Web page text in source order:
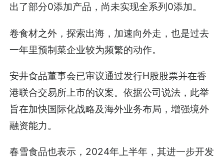
出了部分0添加产品，尚未实现全系列0添加。
卷食材之外，探索出海，加速向外走，也是过去
一年里预制菜企业较为频繁的动作。
安井食品董事会已审议通过发行H股股票并在香
港联合交易所上市的议案。依据公司说法，此举
旨在加快国际化战略及海外业务布局，增强境外
融资能力。
春雪食品也表示，2024年上半年，其进一步开发